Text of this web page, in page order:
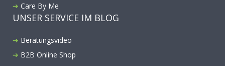
Care By Me
UNSER SERVICE IM BLOG
Beratungsvideo
B2B Online Shop